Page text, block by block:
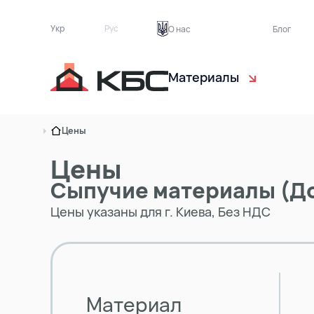
Укр Рус О нас Блог
Материалы
Песок
Асфальтная крошка
Кирпичный бой
Цены
Цены
Сыпучие материалы
Цены указаны для г. Киева, Без НДС
Материал